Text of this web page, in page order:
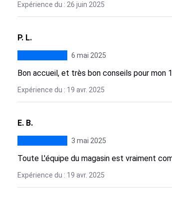
Expérience du : 26 juin 2025
P. L.
6 mai 2025
Bon accueil, et très bon conseils pour mon
Expérience du : 19 avr. 2025
E. B.
3 mai 2025
Toute L'équipe du magasin est vraiment
Expérience du : 19 avr. 2025